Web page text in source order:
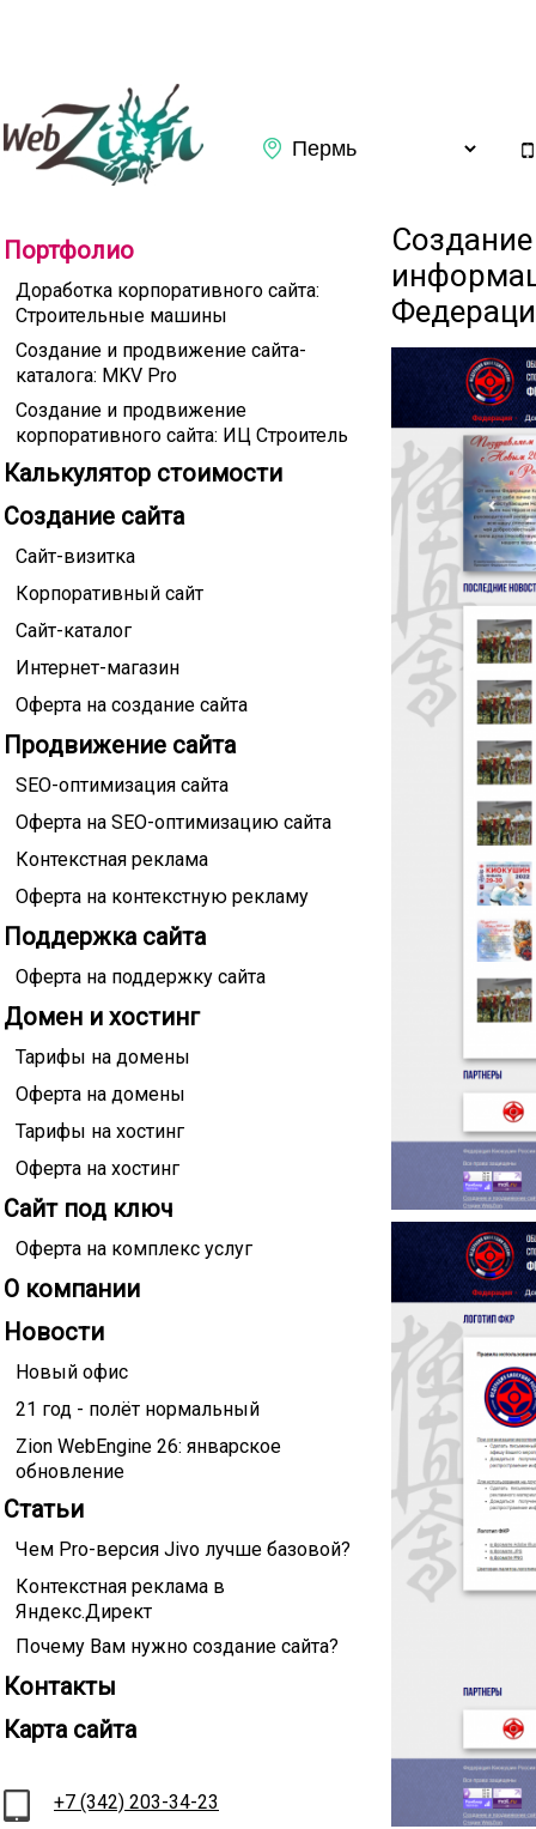
Портфолио
Доработка корпоративного сайта:
Строительные машины
Создание и продвижение сайта-
каталога: MKV Pro
Создание и продвижение
корпоративного сайта: ИЦ Строитель
Калькулятор стоимости
Создание сайта
Сайт-визитка
Корпоративный сайт
Сайт-каталог
Интернет-магазин
Оферта на создание сайта
Продвижение сайта
SEO-оптимизация сайта
Оферта на SEO-оптимизацию сайта
Контекстная реклама
Оферта на контекстную рекламу
Поддержка сайта
Оферта на поддержку сайта
Домен и хостинг
Тарифы на домены
Оферта на домены
Тарифы на хостинг
Оферта на хостинг
Сайт под ключ
Оферта на комплекс услуг
О компании
Новости
Новый офис
21 год - полёт нормальный
Zion WebEngine 26: январское
обновление
Статьи
Чем Pro-версия Jivo лучше базовой?
Контекстная реклама в
Яндекс.Директ
Почему Вам нужно создание сайта?
Контакты
Карта сайта
+7 (342) 203-34-23
Подтверждаю ознакомление с Политикой